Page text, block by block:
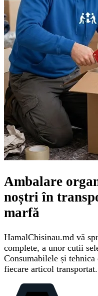
Ambalare
noștri în
marfă
HamalChisinau.md vă
complete, a unor cutii
Consumabilele și
fiecare articol transportat.